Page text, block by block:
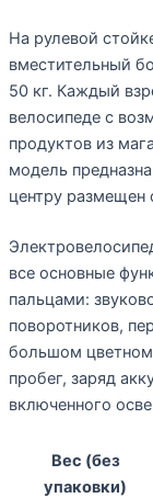
На рулевой
вместительный
50 кг. Каждый
велосипеде с
продуктов из
модель
центру
все основные
пальцами:
поворотников,
большом цветном
пробег, заряд
включенного
Вес (без
упаковки)